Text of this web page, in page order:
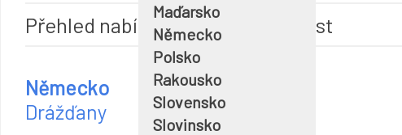
Maďarsko
Německo
Polsko
Rakousko
Slovensko
Slovinsko
Přehled nabídek podle zemí a míst
Německo
Drážďany